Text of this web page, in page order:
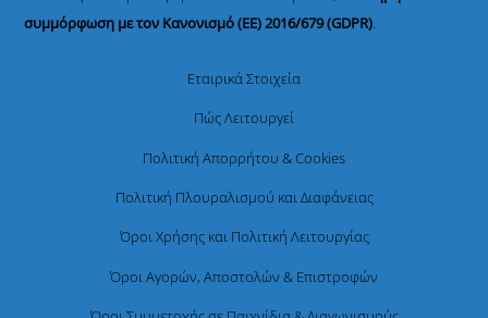
συμμόρφωση με τον Κανονισμό (ΕΕ) 2016/679 (GDPR).
Εταιρικά Στοιχεία
Πώς Λειτουργεί
Πολιτική Απορρήτου & Cookies
Πολιτική Πλουραλισμού και Διαφάνειας
Όροι Χρήσης και Πολιτική Λειτουργίας
Όροι Αγορών, Αποστολών & Επιστροφών